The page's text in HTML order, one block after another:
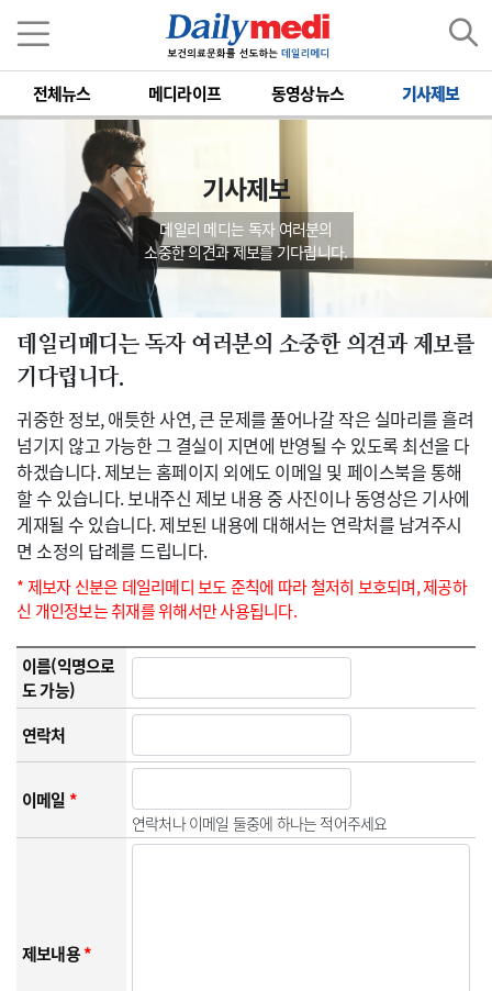
전체뉴스 메디라이프 동영상뉴스 기사제보
기사제보
데일리 메디는 독자 여러분의
소중한 의견과 제보를 기다립니다.
데일리메디는 독자 여러분의 소중한 의견과 제보를
기다립니다.
귀중한 정보, 애틋한 사연, 큰 문제를 풀어나갈 작은 실마리를 흘려
넘기지 않고 가능한 그 결실이 지면에 반영될 수 있도록 최선을 다
하겠습니다. 제보는 홈페이지 외에도 이메일 및 페이스북을 통해
할 수 있습니다. 보내주신 제보 내용 중 사진이나 동영상은 기사에
게재될 수 있습니다. 제보된 내용에 대해서는 연락처를 남겨주시
면 소정의 답례를 드립니다.
* 제보자 신분은 데일리메디 보도 준칙에 따라 철저히 보호되며, 제공하
신 개인정보는 취재를 위해서만 사용됩니다.
이름(익명으로
도 가능)
연락처
이메일*
연락처나 이메일 둘중에 하나는 적어주세요
제보내용*